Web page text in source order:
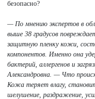
безопасно?
— По мнению экспертов в
выше 38 градусов
защитную пленку кожи,
компонентов. Именно она
бактерий, аллергенов и
Александровна. — Что
Кожа теряет влагу,
шелушение, раздражение,